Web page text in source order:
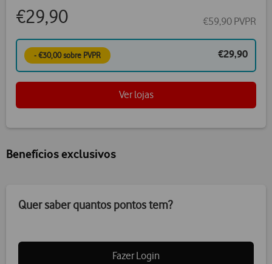
€29,90 €59,90 PVPR
- €30,00 sobre PVPR €29,90
Ver lojas
Benefícios exclusivos
Quer saber quantos pontos tem?
Fazer Login